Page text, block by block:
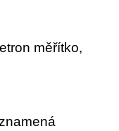
měřítko,